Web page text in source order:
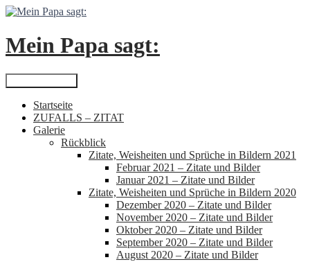
Zum
springen
Mein Papa sagt:
Suchen
Startseite
ZUFALLS – ZITAT
Galerie
Rückblick
Zitate, Weisheiten und Sprüche in Bildern 2021
Februar 2021 – Zitate und Bilder
Januar 2021 – Zitate und Bilder
Zitate, Weisheiten und Sprüche in Bildern 2020
Dezember 2020 – Zitate und Bilder
November 2020 – Zitate und Bilder
Oktober 2020 – Zitate und Bilder
September 2020 – Zitate und Bilder
August 2020 – Zitate und Bilder